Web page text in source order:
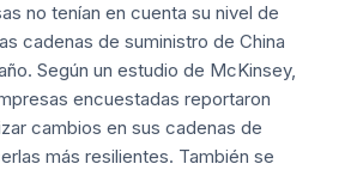
no tenían en cuenta su nivel de
cadenas de suministro de China
Según un estudio de McKinsey,
encuestadas reportaron
cambios en sus cadenas de
más resilientes. También se